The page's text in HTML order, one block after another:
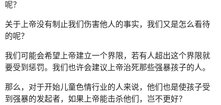
呢？
关于上帝没有制止我们伤害他人的事实，我们又是怎么看待
的呢？
我们可能会希望上帝建立一个界限，若有人超出这个界限就
要受到惩罚。我们也许会建议上帝治死那些强暴孩子的人。
那么，对于开始儿童色情行业的人来说，他们也是使孩子受
到强暴的发起者，如果上帝能击杀他们，岂不更好？